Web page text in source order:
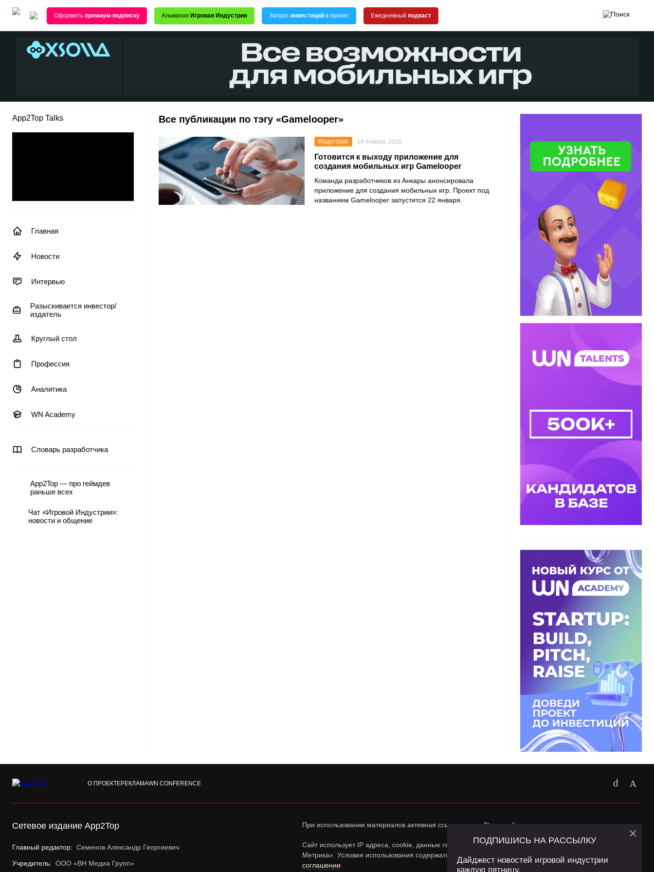
Оформить премиум-подписку Альманах Игровая Индустрия Запрос инвестиций в проект Ежедневный подкаст
App2Top Talks
Главная
Новости
Интервью
Разыскивается инвестор/
издатель
Круглый стол
Профессия
Аналитика
WN Academy
Словарь разработчика
App2Top — про геймдев
раньше всех
Чат «Игровой Индустрии»:
новости и общение
Все публикации по тэгу «Gamelooper»
Индустрия 14 января, 2016
Готовится к выходу приложение для
создания мобильных игр Gamelooper
Команда разработчиков из Анкары анонсировала
приложение для создания мобильных игр. Проект под
названием Gamelooper запустится 22 января.
О ПРОЕКТЕРЕКЛАМАWN CONFERENCE
Сетевое издание App2Top
Главный редактор: Семенов Александр Георгиевич
Учредитель: ООО «ВН Медиа Групп»
При использовании материалов активная ссылка наapp2top.ruобязательна.
Сайт использует IP адреса, cookie, данные геолокации Пользователей сайта и сервис «Яндекс
Метрика». Условия использования содержатся в
Политике конфиденциальностии
соглашении
ПОДПИШИСЬ НА РАССЫЛКУ
Дайджест новостей игровой индустрии
каждую пятницу.
×